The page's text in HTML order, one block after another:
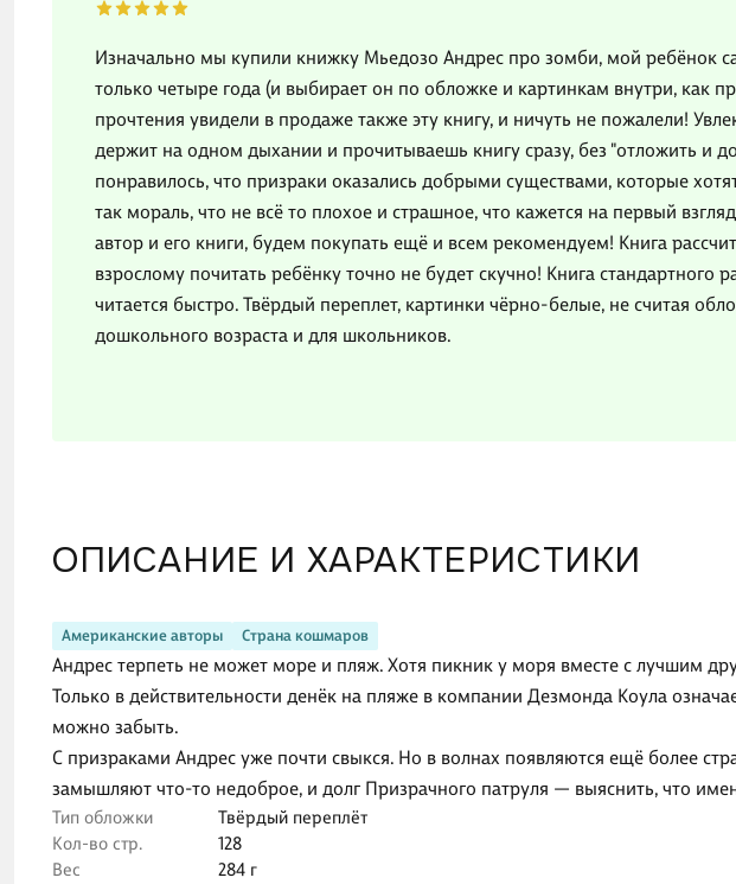
ОПИСАНИЕ И ХАРАКТЕРИСТИКИ
Американские авторы Страна кошмаров
Андрес терпеть не может море и пляж. Хотя пикник у моря вместе с лучшим
Только в действительности денёк на пляже в компании Дезмонда Коула
можно забыть.
С призраками Андрес уже почти свыкся. Но в волнах появляются ещё более
замышляют что-то недоброе, и долг Призрачного патруля — выяснить, что
Тип обложки
Твёрдый переплёт
Кол-во стр.
128
Вес
284 г
Изначально мы купили книжку Мьедозо Андрес про зомби, мой ребёнок
только четыре года (и выбирает он по обложке и картинкам внутри, как
прочтения увидели в продаже также эту книгу, и ничуть не пожалели!
держит на одном дыхании и прочитываешь книгу сразу, без "отложить и
понравилось, что призраки оказались добрыми существами, которые
так мораль, что не всё то плохое и страшное, что кажется на первый
автор и его книги, будем покупать ещё и всем рекомендуем! Книга
взрослому почитать ребёнку точно не будет скучно! Книга стандартного
читается быстро. Твёрдый переплет, картинки чёрно-белые, не считая
дошкольного возраста и для школьников.